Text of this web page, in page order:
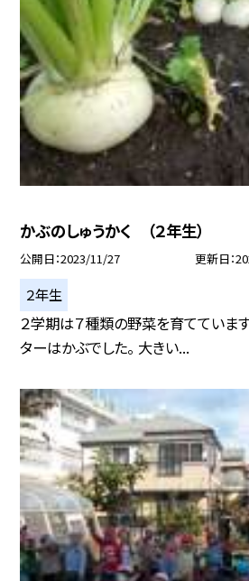
かぶのしゅうかく （２年生）
公開日 2023/11/27 更新日
２年生
２学期は７種類の野菜を育てていま
ターはかぶでした。 大きい...